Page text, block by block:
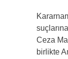
Ceza
birlikte